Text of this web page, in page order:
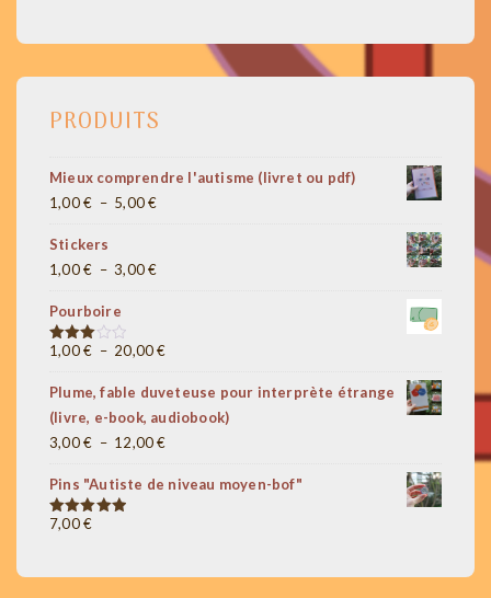
PRODUITS
Mieux comprendre l'autisme (livret ou pdf)
1,00€ – 5,00€Plage
1,00 €
Stickers
1,00€ – 3,00€Plage
1,00 €
3,00 €
Pourboire
Note
1,00€ – 20,00€Plage
prix :
1,00 €
à
20,00 €
Plume, fable duveteuse pour interprète étrange
(livre, e-book, audiobook)
3,00€ – 12,00€Plage
prix :
Pins "Autiste de niveau moyen-bof"
Note5.00
7,00€